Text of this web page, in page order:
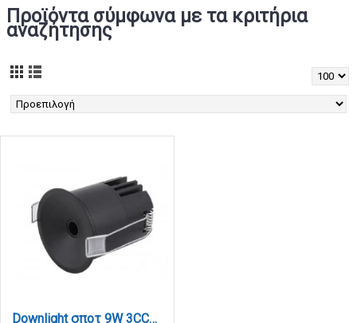
Προϊόντα σύμφωνα με τα κριτήρια
αναζήτησης
Downlight σποτ 9W 3CCT σε μαύρη απόχρωση D: 5,1x5,2cm (X00370B)